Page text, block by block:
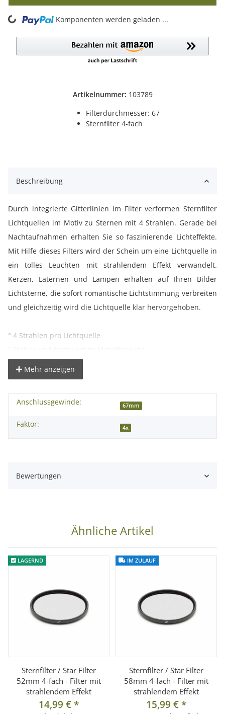
Artikelnummer: 103789
Filterdurchmesser: 67
Sternfilter 4-fach
Komponenten werden geladen ...
Beschreibung
Durch integrierte Gitterlinien im Filter verformen Sternfilter
Lichtquellen im Motiv zu Sternen mit 4 Strahlen. Gerade bei
Nachtaufnahmen erhalten Sie so faszinierende Lichteffekte.
Mit Hilfe dieses Filters wird der Schein um eine Lichtquelle in
ein tolles Leuchten mit strahlendem Effekt verwandelt.
Kerzen, Laternen und Lampen erhalten auf Ihren Bilder
Lichtsterne, die sofort romantische Lichtstimmung verbreiten
und gleichzeitig wird die Lichtquelle klar hervorgehoben.
° 4 Strahlen pro Lichtquelle
Filtern oder Gegenlichtblenden
Die benötigte Filtergröße richtet sich nach dem
Objektivdurchmesser. Prüfen Sie bitte vor der Bestellung, ob
der Durchmesser des Angebotes zu dem Ihres Objektives
Kompatibilität:
1x Sternfilter 4-strahlig 67mm
Mehr anzeigen
Anschlussgewinde: 67mm
Faktor: 4x
Bewertungen
Ähnliche Artikel
LAGERND
Sternfilter / Star Filter
52mm 4-fach - Filter mit
strahlendem Effekt
14,99 €*
IM ZULAUF
Sternfilter / Star Filter
58mm 4-fach - Filter mit
strahlendem Effekt
15,99 €*